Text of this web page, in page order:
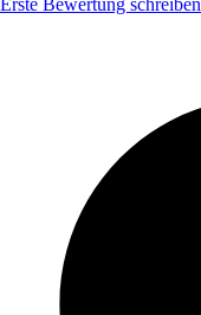
Erste Bewertung schreiben